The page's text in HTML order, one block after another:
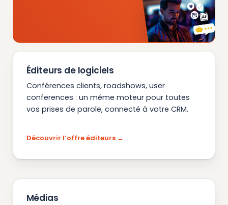
Éditeurs de logiciels
Conférences clients, roadshows, user
conferences : un même moteur pour toutes
vos prises de parole, connecté à votre CRM.
Découvrir l’offre éditeurs
Médias